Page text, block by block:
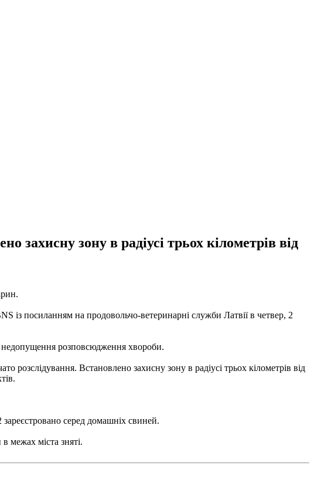
захисну зону в радіусі трьох кілометрів від
із посиланням на продовольчо-ветеринарні служби Латвії в четвер, 2
недопущення розповсюдження хвороби.
Встановлено захисну зону в радіусі трьох кілометрів від
зареєстровано серед домашніх свиней.
межах міста зняті.